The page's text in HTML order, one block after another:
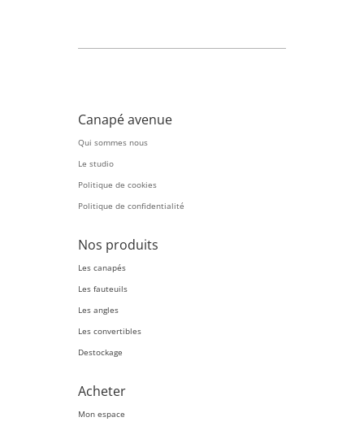
Canapé avenue
Qui sommes nous
Le studio
Politique de cookies
Politique de confidentialité
Nos produits
Les canapés
Les fauteuils
Les angles
Les convertibles
Destockage
Acheter
Mon espace